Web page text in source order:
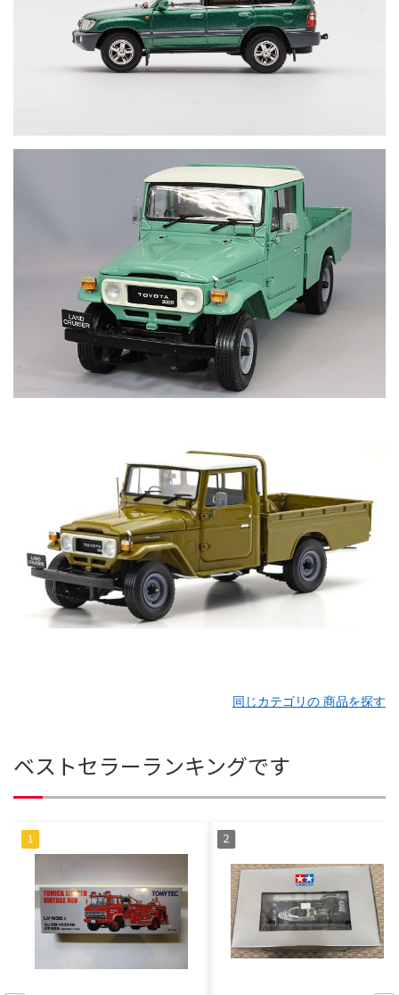
同じカテゴリの 商品を探す
ベストセラーランキングです